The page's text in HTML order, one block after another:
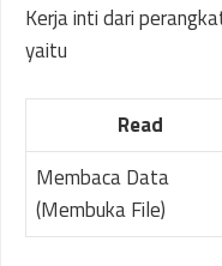
Kerja inti dari
yaitu
Read
Membaca Data
(Membuka File)